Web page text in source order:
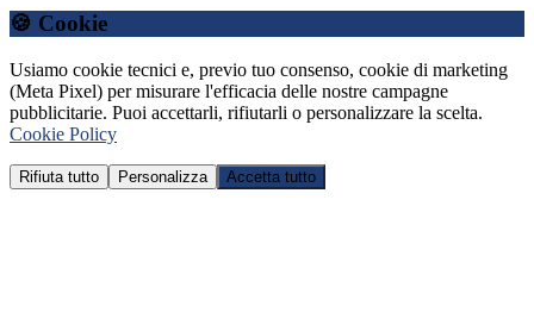
🍪 Cookie
Usiamo cookie tecnici e, previo tuo consenso, cookie di marketing
(Meta Pixel) per misurare l'efficacia delle nostre campagne
pubblicitarie. Puoi accettarli, rifiutarli o personalizzare la scelta.
Cookie Policy
Rifiuta tutto Personalizza Accetta tutto